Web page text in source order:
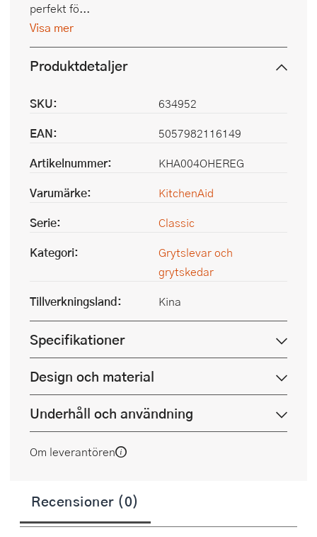
perfekt fö...
Visa mer
Produktdetaljer
SKU:
634952
EAN:
5057982116149
Artikelnummer:
KHA004OHEREG
Varumärke:
KitchenAid
Serie:
Classic
Kategori:
Grytslevar och
grytskedar
Tillverkningsland:
Kina
Specifikationer
Design och material
Underhåll och användning
Om leverantören
Recensioner (0)